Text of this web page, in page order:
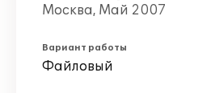
Москва, Май 2007
Вариант работы
Файловый